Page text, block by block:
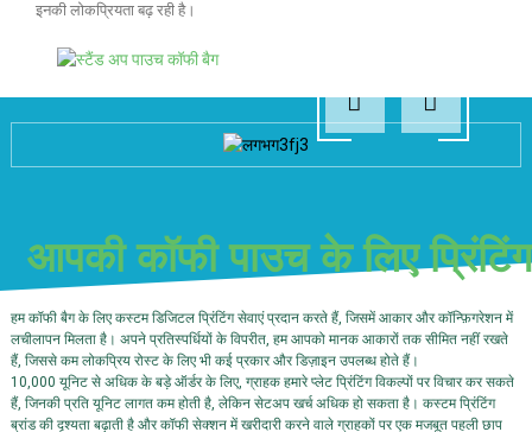
इनकी लोकप्रियता बढ़ रही है।
आपकी कॉफी पाउच के लिए प्रिंटिंग
हम कॉफी बैग के लिए कस्टम डिजिटल प्रिंटिंग सेवाएं प्रदान करते हैं, जिसमें आकार और कॉन्फ़िगरेशन में
लचीलापन मिलता है। अपने प्रतिस्पर्धियों के विपरीत, हम आपको मानक आकारों तक सीमित नहीं रखते
हैं, जिससे कम लोकप्रिय रोस्ट के लिए भी कई प्रकार और डिज़ाइन उपलब्ध होते हैं।
10,000 यूनिट से अधिक के बड़े ऑर्डर के लिए, ग्राहक हमारे प्लेट प्रिंटिंग विकल्पों पर विचार कर सकते
हैं, जिनकी प्रति यूनिट लागत कम होती है, लेकिन सेटअप खर्च अधिक हो सकता है। कस्टम प्रिंटिंग
ब्रांड की दृश्यता बढ़ाती है और कॉफी सेक्शन में खरीदारी करने वाले ग्राहकों पर एक मजबूत पहली छाप